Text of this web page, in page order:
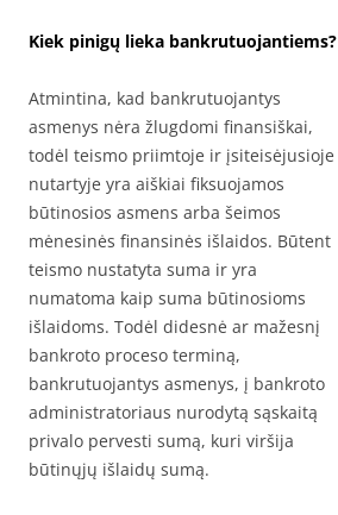
Kiek pinigų lieka bankrutuojantiems?
Atmintina, kad bankrutuojantys
asmenys nėra žlugdomi finansiškai,
todėl teismo priimtoje ir įsiteisėjusioje
nutartyje yra aiškiai fiksuojamos
būtinosios asmens arba šeimos
mėnesinės finansinės išlaidos. Būtent
teismo nustatyta suma ir yra
numatoma kaip suma būtinosioms
išlaidoms. Todėl didesnė ar mažesnį
bankroto proceso terminą,
bankrutuojantys asmenys, į bankroto
administratoriaus nurodytą sąskaitą
privalo pervesti sumą, kuri viršija
būtinųjų išlaidų sumą.